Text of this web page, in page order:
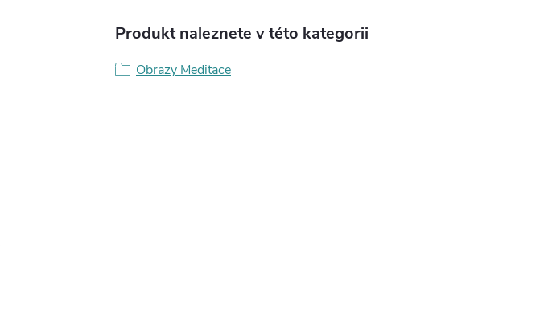
Produkt naleznete v této kategorii
Obrazy Meditace